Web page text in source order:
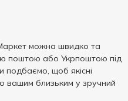
можна швидко та
поштою або Укрпоштою під
щоб якісні
вашим близьким у зручний